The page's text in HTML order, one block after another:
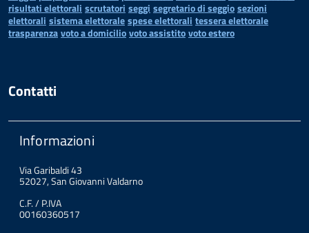
risultati elettorali scrutatori seggi segretario di seggiosezioni
elettorali sistema elettoralespese elettorali tessera elettorale
trasparenzavoto a domiciliovoto assistitovoto estero
Contatti
Informazioni
Via Garibaldi 43
52027, San Giovanni Valdarno
C.F. / P.IVA
00160360517